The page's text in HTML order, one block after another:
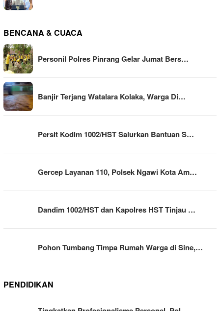
BENCANA & CUACA
Personil Polres Pinrang Gelar Jumat Bers…
Banjir Terjang Watalara Kolaka, Warga Di…
Persit Kodim 1002/HST Salurkan Bantuan S…
Gercep Layanan 110, Polsek Ngawi Kota Am…
Dandim 1002/HST dan Kapolres HST Tinjau …
Pohon Tumbang Timpa Rumah Warga di Sine,…
PENDIDIKAN